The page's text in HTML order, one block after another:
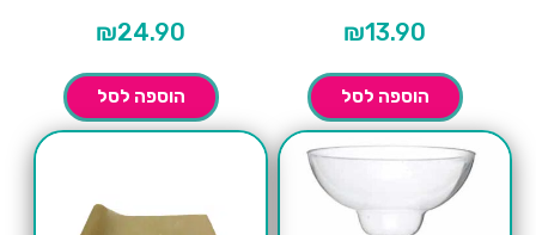
₪13.90
הוספה לסל
₪24.90
הוספה לסל